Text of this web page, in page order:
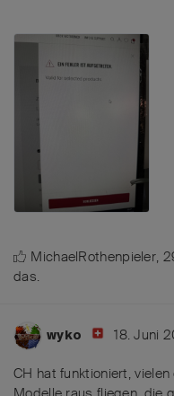
MichaelRothenpieler,
das.
wyko 18. Juni
CH hat funktioniert,